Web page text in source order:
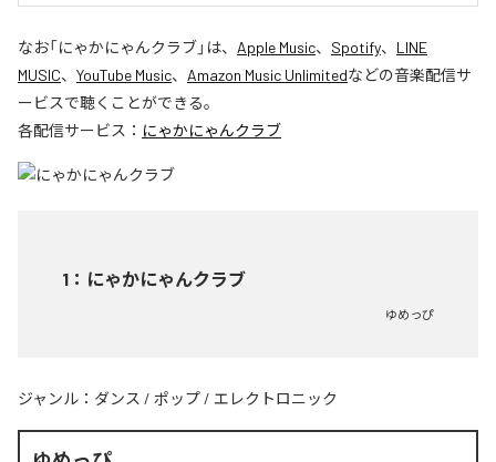
なお「にゃかにゃんクラブ」は、 Apple Music、 Spotify、 LINE
MUSIC、 YouTube Music、 Amazon Music Unlimitedなどの音楽配信サ
ービスで聴くことができる。
各配信サービス： にゃかにゃんクラブ
1 ： にゃかにゃんクラブ
ゆめっぴ
ジャンル： ダンス / ポップ / エレクトロニック